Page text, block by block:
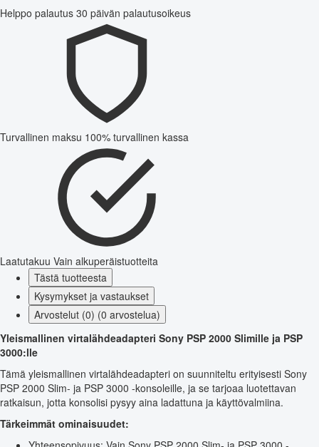
Helppo palautus 30 päivän palautusoikeus
Turvallinen maksu 100% turvallinen kassa
Laatutakuu Vain alkuperäistuotteita
Tästä tuotteesta
Kysymykset ja vastaukset
Arvostelut (0) (0 arvostelua)
Yleismallinen virtalähdeadapteri Sony PSP 2000 Slimille ja PSP
3000:lle
Tämä yleismallinen virtalähdeadapteri on suunniteltu erityisesti Sony
PSP 2000 Slim- ja PSP 3000 -konsoleille, ja se tarjoaa luotettavan
ratkaisun, jotta konsolisi pysyy aina ladattuna ja käyttövalmiina.
Tärkeimmät ominaisuudet: